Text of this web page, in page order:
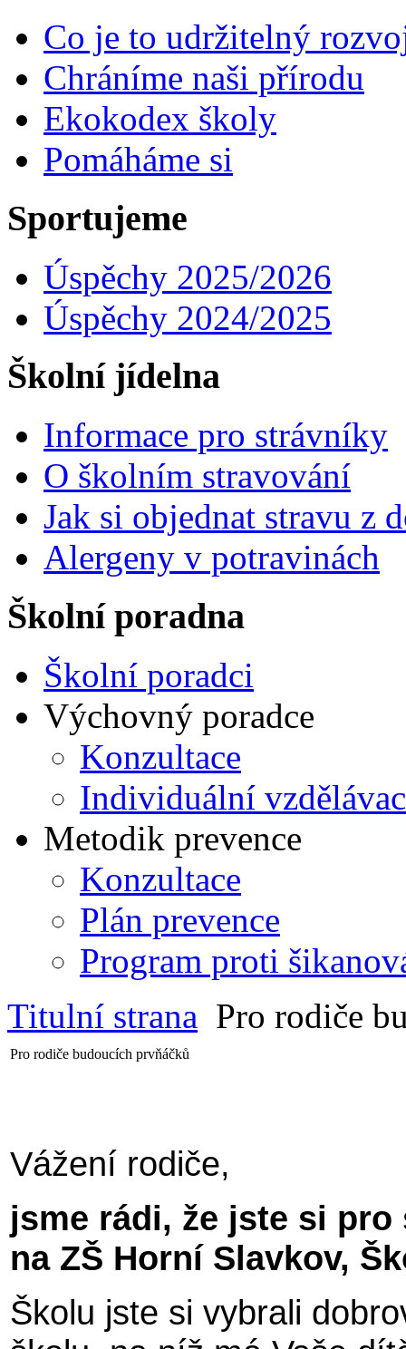
Co je to udržitelný
Chráníme naši přírodu
Ekokodex školy
Pomáháme si
Sportujeme
Úspěchy 2025/2026
Úspěchy 2024/2025
Školní jídelna
Informace pro strávníky
O školním stravování
Jak si objednat stravu z
Alergeny v potravinách
Školní poradna
Školní poradci
Výchovný poradce
Konzultace
Individuální
Metodik prevence
Konzultace
Plán prevence
Program proti
Titulní strana Pro rodiče
Pro rodiče budoucích prvňáčků
Vážení rodiče,
jsme rádi, že jste si
na ZŠ Horní Slavkov,
Školu jste si vybrali